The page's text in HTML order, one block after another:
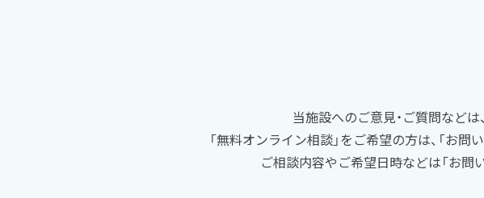
当施設へのご意見・ご質問など
「無料オンライン相談」をご希望の方は、「お
ご相談内容やご希望日時などは「お問